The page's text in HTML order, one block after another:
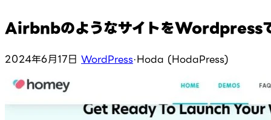
AirbnbのようなサイトをWordpress
2024年6月17日 WordPress·Hoda (HodaPress)